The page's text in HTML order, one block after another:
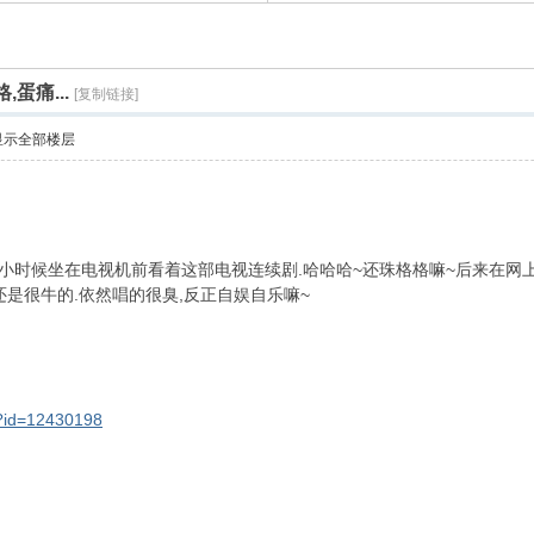
,蛋痛... [复制链接]
示全部楼层
时候坐在电视机前看着这部电视连续剧.哈哈哈~还珠格格嘛~后来在网
很牛的.依然唱的很臭,反正自娱自乐嘛~